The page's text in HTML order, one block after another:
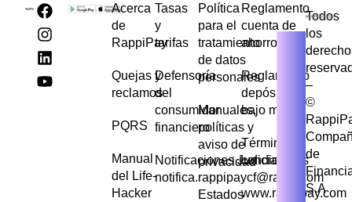
Acerca
de
RappiPay
Quejas y
reclamos
PQRS
Manual
del Life-
Hacker
Tasas
y
tarifas
Defensoría
del
consumidor
financiero
Notificaciones Judiciales
notifica.rappipaycf@rappi.com
Política
para el
tratamiento
de datos
personales
Manuales,
políticas y
aviso de
privacidad
Estados
Reglamento
cuenta de
ahorros
Reglamento
depósito de
bajo monto
Términos y
condiciones
www.rappipay.com
Todos
los
–
©
de
S.A